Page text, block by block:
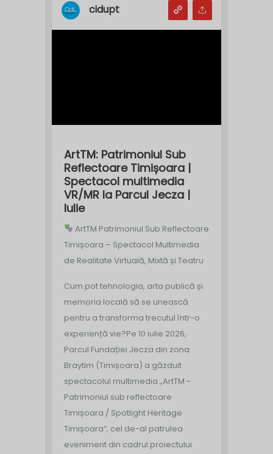
cidupt
ArtTM: Patrimoniul Sub
Reflectoare Timișoara |
Spectacol multimedia
VR/MR la Parcul Jecza |
Iulie
ArtTM Patrimoniul Sub Reflectoare
Timișoara – Spectacol Multimedia
de Realitate Virtuală, Mixtă și Teatru
Cum pot tehnologia, arta publică și
memoria locală să se unească
pentru a transforma trecutul într-o
experiență vie?Pe 10 iulie 2026,
Parcul Fundației Jecza din zona
Braytim (Timișoara) a găzduit
spectacolul multimedia „ArtTM -
Patrimoniul sub reflectoare
Timișoara / Spotlight Heritage
Timișoara”, cel de-al patrulea
eveniment din cadrul proiectului